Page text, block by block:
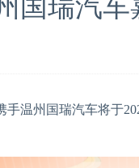
国瑞汽车
州国瑞汽车将于